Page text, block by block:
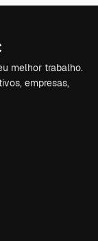
melhor trabalho.
empresas,